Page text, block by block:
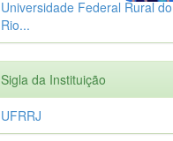
Universidade Federal Rural do
Rio...
Sigla da Instituição
UFRRJ